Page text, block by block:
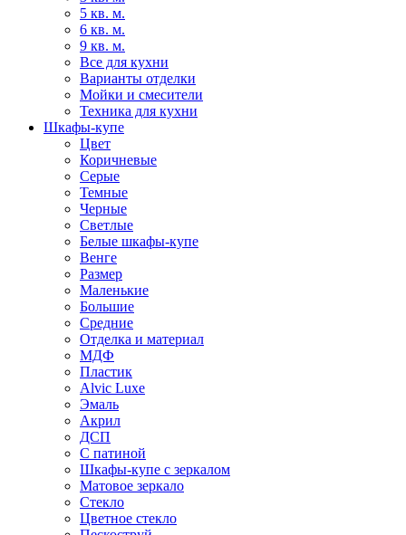
5 кв. м.
6 кв. м.
9 кв. м.
Все для кухни
Варианты отделки
Мойки и смесители
Техника для кухни
Шкафы-купе
Цвет
Коричневые
Серые
Темные
Черные
Светлые
Белые шкафы-купе
Венге
Размер
Маленькие
Большие
Средние
Отделка и материал
МДФ
Пластик
Alvic Luxe
Эмаль
Акрил
ДСП
С патиной
Шкафы-купе с зеркалом
Матовое зеркало
Стекло
Цветное стекло